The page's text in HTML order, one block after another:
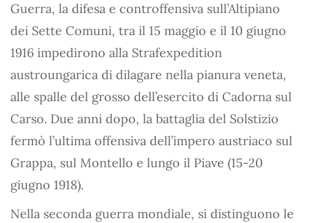
Guerra, la difesa e controffensiva sull’Altipiano
dei Sette Comuni, tra il 15 maggio e il 10 giugno
1916 impedirono alla Strafexpedition
austroungarica di dilagare nella pianura veneta,
alle spalle del grosso dell’esercito di Cadorna sul
Carso. Due anni dopo, la battaglia del Solstizio
fermò l’ultima offensiva dell’impero austriaco sul
Grappa, sul Montello e lungo il Piave (15-20
giugno 1918).
Nella seconda guerra mondiale, si distinguono le